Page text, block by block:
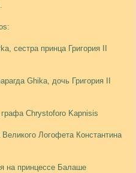
сестра принца Григория II
Ghika, дочь Григория II
Chrystoforo Kapnisis
Логофета Константина
на принцессе Балаше